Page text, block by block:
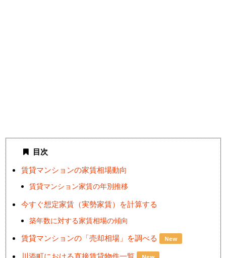
目次
賃貸マンションの家賃相場動向
賃貸マンション家賃の年別推移
今すぐ想定家賃（実勢家賃）を計算する
築年数に対する家賃相場の傾向
賃貸マンションの「売却相場」を調べる New